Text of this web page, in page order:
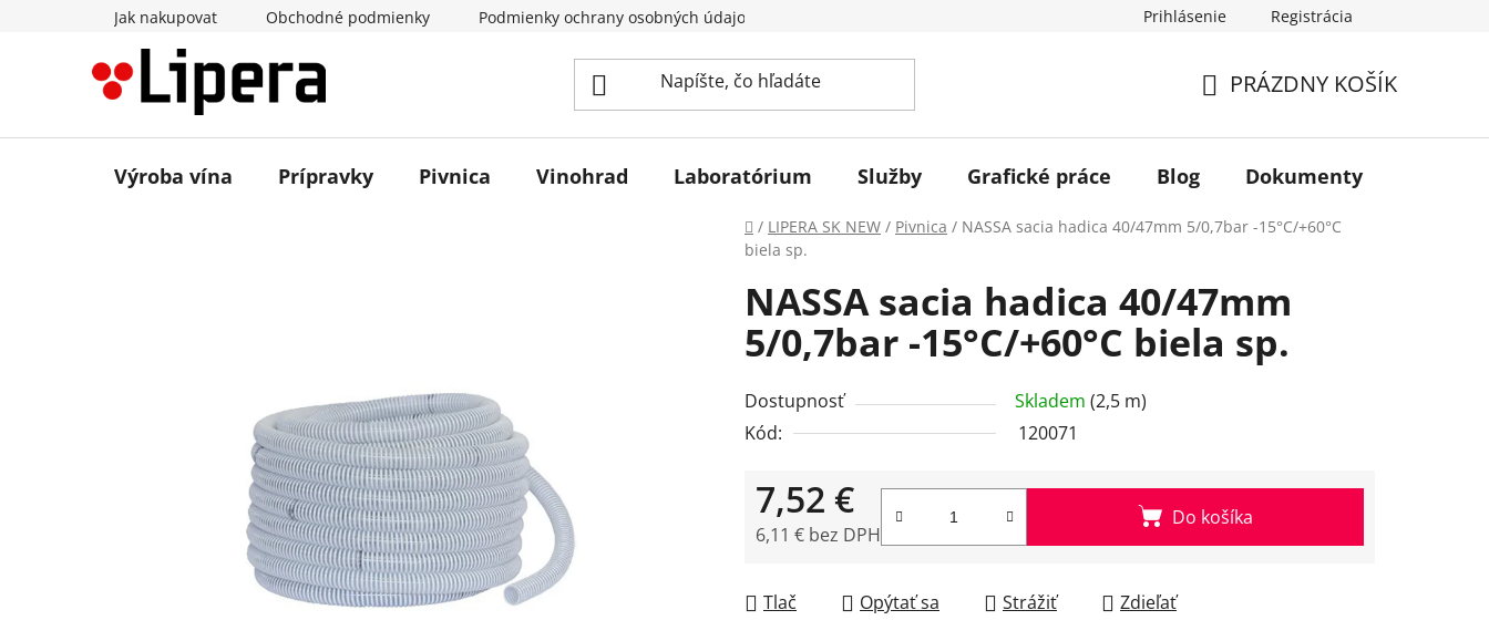
Jak nakupovat Obchodné podmienky Podmienky ochrany osobných údajov Prihlásenie Registrácia
KOŠÍK
PRÁZDNY KOŠÍK
Výroba vína Prípravky Pivnica Vinohrad Laboratórium Služby Grafické práce Blog Dokumenty
Domov
/ LIPERA SK NEW / Pivnica / NASSA sacia hadica 40/47mm 5/0,7bar -15°C/+60°C
biela sp.
NASSA sacia hadica 40/47mm
5/0,7bar -15°C/+60°C biela sp.
Dostupnosť Skladem (2,5 m)
Kód:
120071
7,52 €
6,11 € bez DPH
Do košíka
Tlač Opýtať sa Strážiť Zdieľať